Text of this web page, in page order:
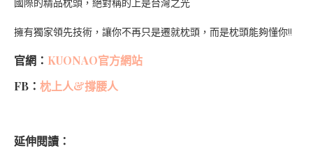
國際的精品枕頭，絕對稱的上是台灣之光
擁有獨家領先技術，讓你不再只是遷就枕頭，而是枕頭能夠懂你!!
官網： KUONAO官方網站
FB： 枕上人&撐腰人
延伸閱讀：